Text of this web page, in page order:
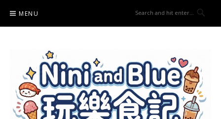
content
MENU